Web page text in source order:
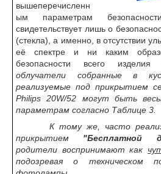
вышеперечисленн
ым параметрам
свидетельствует лишь о
(стекла), а именно, в отсутствии
её спектре и ни каким
безопасности всего
облучатели собранные в
реализуемые под прикрытием
Philips 20W/52 могут быть
параметрам согласно Таблице 3.
К тому же, часто
прикрытием "Бесплатной
родители воспринимают как
подозревая о техническом